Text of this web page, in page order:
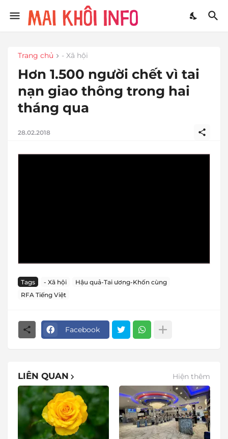
Trang chủ - Xã hội
Hơn 1.500 người chết vì tai
nạn giao thông trong hai
tháng qua
28.02.2018
Tags - Xã hội
Hậu quả-Tai ương-Khốn cùng
RFA Tiếng Việt
Facebook
LIÊN QUAN Hiện thêm